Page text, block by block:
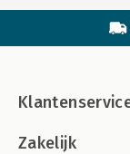
Zakelijk